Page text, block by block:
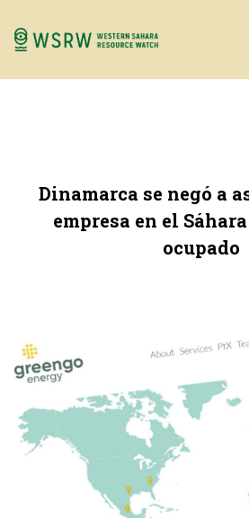
Dinamarca se negó a
empresa en el
ocupado